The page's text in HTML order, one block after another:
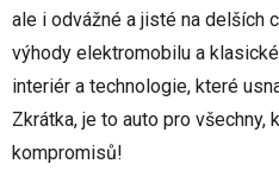
ale i odvážné a jisté na delších
výhody elektromobilu a
interiér a technologie, které
Zkrátka, je to auto pro všechny,
kompromisů!